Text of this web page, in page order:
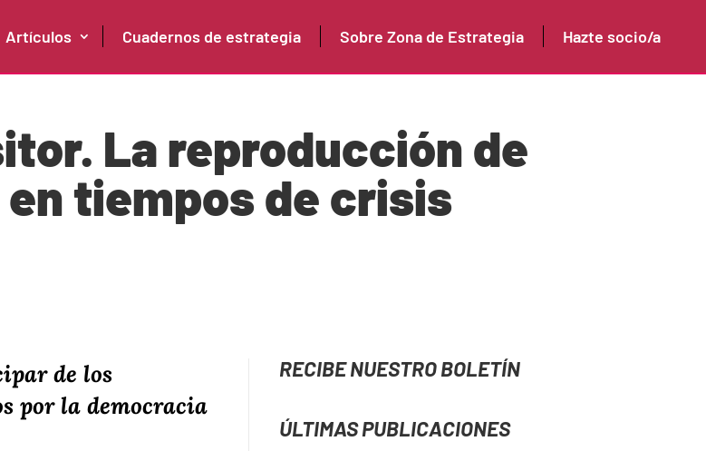
Artículos Cuadernos de estrategia Sobre Zona de Estrategia Hazte socio/a
La reproducción de
tiempos de crisis
de los
por la democracia
RECIBE NUESTRO BOLETÍN
ÚLTIMAS PUBLICACIONES